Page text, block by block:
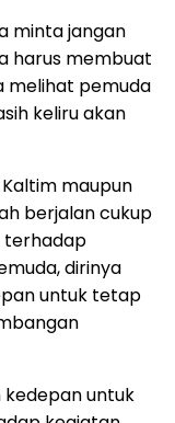
minta jangan
harus membuat
melihat pemuda
keliru akan
maupun
berjalan cukup
terhadap
dirinya
untuk tetap
kedepan untuk